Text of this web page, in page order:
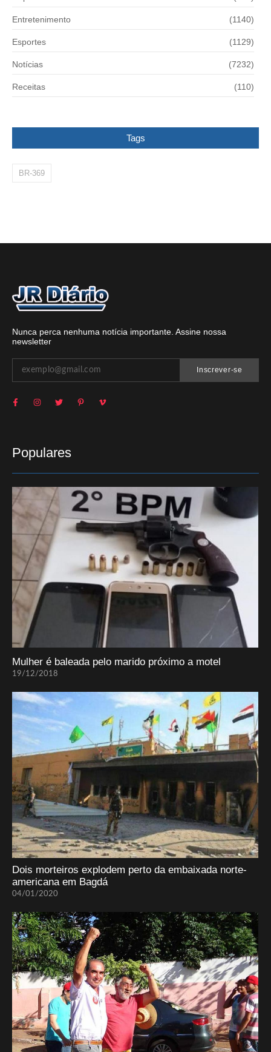
Entretenimento (1140)
Esportes (1129)
Notícias (7232)
Receitas (110)
Tags
BR-369
Nunca perca nenhuma notícia importante. Assine nossa
newsletter
Inscrever-se
Populares
Mulher é baleada pelo marido próximo a motel
19/12/2018
Dois morteiros explodem perto da embaixada norte-
americana em Bagdá
04/01/2020